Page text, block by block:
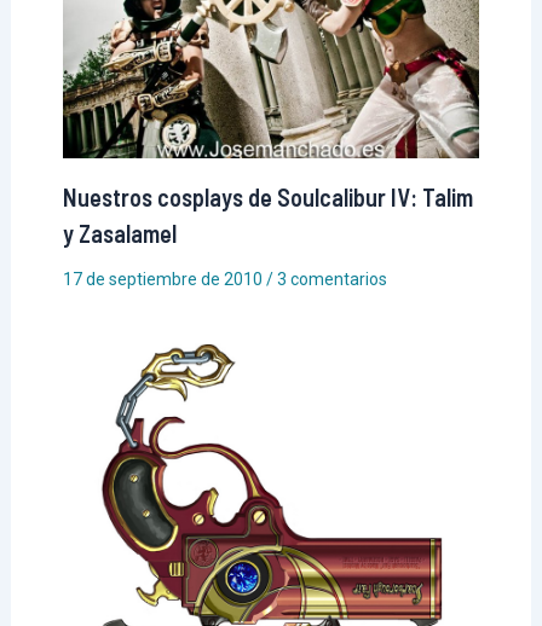
Nuestros cosplays de Soulcalibur IV: Talim
y Zasalamel
17 de septiembre de 2010 /3 comentarios